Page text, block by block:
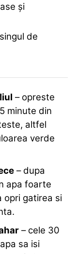
și
de
– opreste
minute din
altfel
verde
– dupa
apa foarte
opri gatirea si
– cele 30
sa isi